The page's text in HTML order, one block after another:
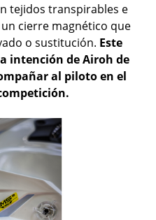
tejidos transpirables e
cierre magnético que
o sustitución. Este
intención de Airoh de
al piloto en el